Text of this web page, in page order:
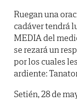
Ruegan una
cadáver tendrá
MEDIA del
se rezará un
por los cuales
ardiente:
Setién, 28 de